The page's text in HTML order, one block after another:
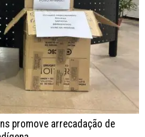
promove arrecadação de